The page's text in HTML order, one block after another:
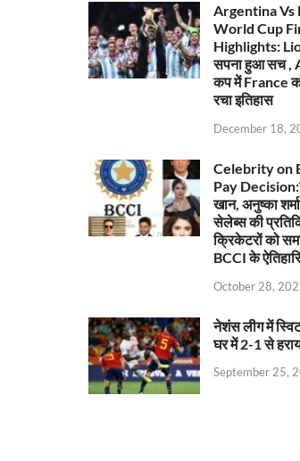
Argentina Vs
World Cup
Highlights:
सपना हुआ सच ,
कप में France
रचा इतिहास
December 18,
Celebrity on
Pay
खान, अनुष्का
सेलेब्स की
क्रिकेटरों को
BCCI के
October 28,
नेशंस लीग में
घर में 2-1 से
September 25,